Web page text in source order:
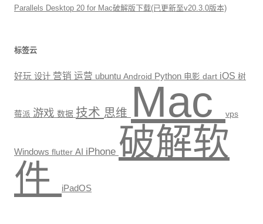
Parallels Desktop 20 for Mac破解版下载(已更新至v20.3.0版本)
标签云
好玩 设计 营销 运营 ubuntu Android Python 电影 dart iOS 树
莓派 游戏 数据 技术 思维 Mac vps
Windows flutter AI iPhone 破解软
件
iPadOS